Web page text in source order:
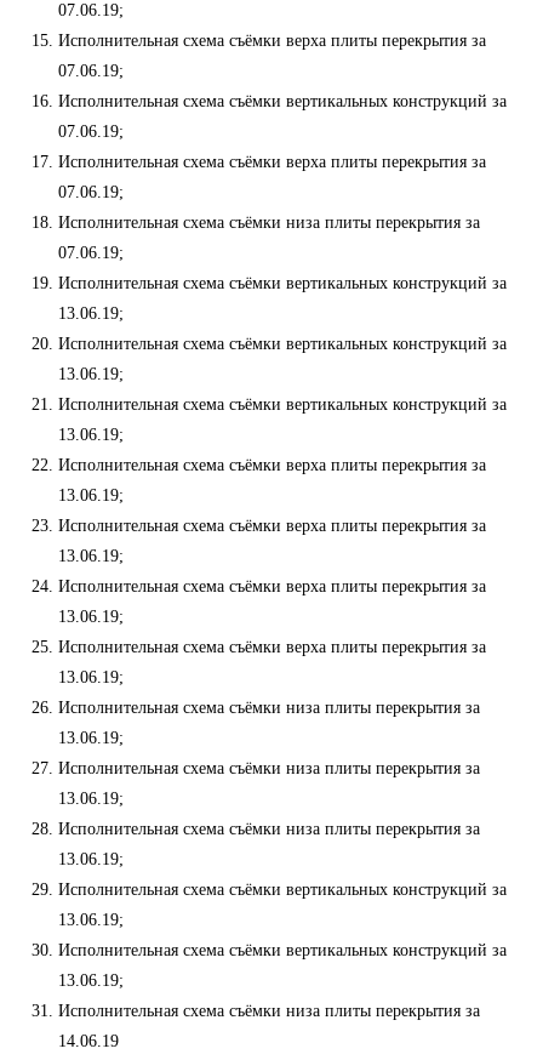
07.06.19;
Исполнительная схема съёмки верха плиты перекрытия за
07.06.19;
Исполнительная схема съёмки вертикальных конструкций за
07.06.19;
Исполнительная схема съёмки верха плиты перекрытия за
07.06.19;
Исполнительная схема съёмки низа плиты перекрытия за
07.06.19;
Исполнительная схема съёмки вертикальных конструкций за
13.06.19;
Исполнительная схема съёмки вертикальных конструкций за
13.06.19;
Исполнительная схема съёмки вертикальных конструкций за
13.06.19;
Исполнительная схема съёмки верха плиты перекрытия за
13.06.19;
Исполнительная схема съёмки верха плиты перекрытия за
13.06.19;
Исполнительная схема съёмки верха плиты перекрытия за
13.06.19;
Исполнительная схема съёмки верха плиты перекрытия за
13.06.19;
Исполнительная схема съёмки низа плиты перекрытия за
13.06.19;
Исполнительная схема съёмки низа плиты перекрытия за
13.06.19;
Исполнительная схема съёмки низа плиты перекрытия за
13.06.19;
Исполнительная схема съёмки вертикальных конструкций за
13.06.19;
Исполнительная схема съёмки вертикальных конструкций за
13.06.19;
Исполнительная схема съёмки низа плиты перекрытия за
14.06.19